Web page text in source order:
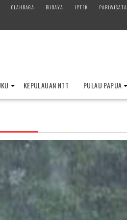
OLAHRAGA BUDAYA IPTEK PARIWISATA
KEPULAUAN NTT PULAU PAPUA